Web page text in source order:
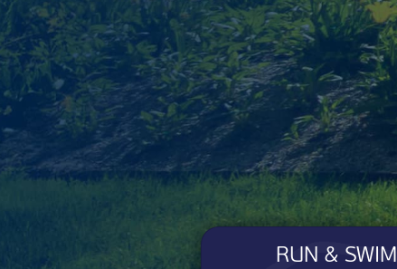
RUN & SWIM